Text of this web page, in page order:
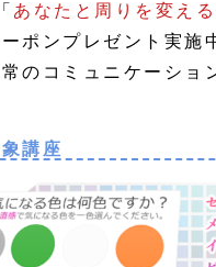
あなたと周りを変え
ーポンプレゼント実施
のコミュニケーショ
講座